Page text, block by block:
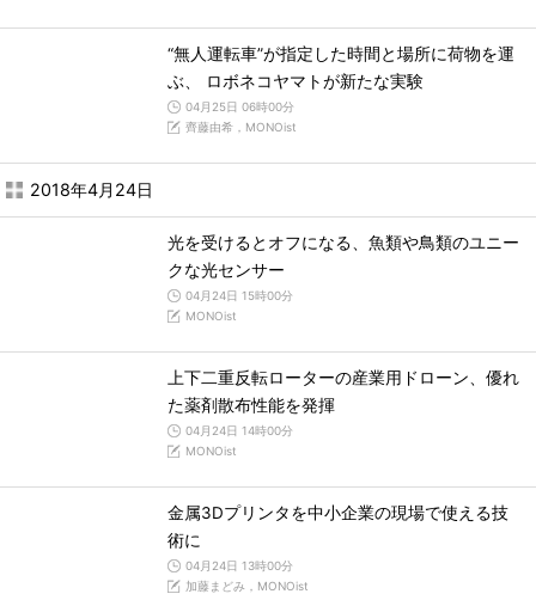
“無人運転車”が指定した時間と場所に荷物を運
ぶ、 ロボネコヤマトが新たな実験
04月25日 06時00分
齊藤由希，MONOist
2018年4月24日
光を受けるとオフになる、魚類や鳥類のユニー
クな光センサー
04月24日 15時00分
MONOist
上下二重反転ローターの産業用ドローン、優れ
た薬剤散布性能を発揮
04月24日 14時00分
MONOist
金属3Dプリンタを中小企業の現場で使える技
術に
04月24日 13時00分
加藤まどみ，MONOist